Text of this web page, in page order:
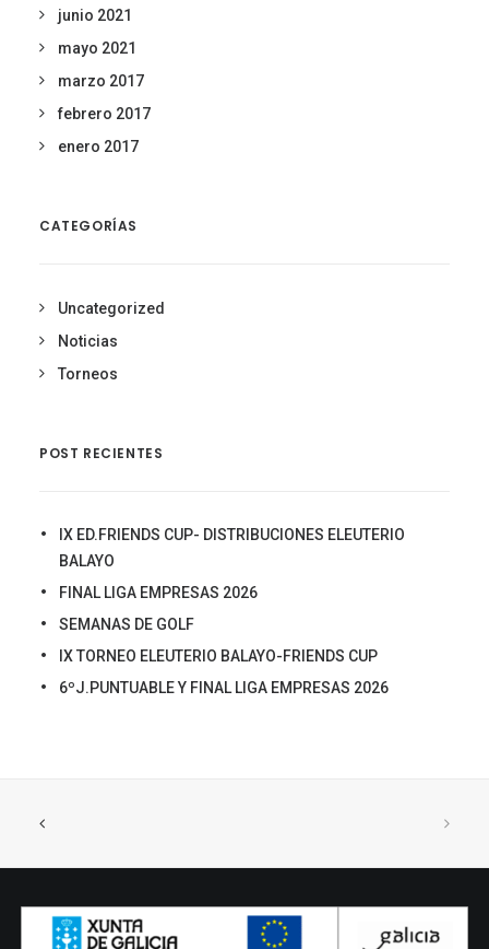
junio 2021
mayo 2021
marzo 2017
febrero 2017
enero 2017
CATEGORÍAS
Uncategorized
Noticias
Torneos
POST RECIENTES
IX ED.FRIENDS CUP- DISTRIBUCIONES ELEUTERIO
BALAYO
FINAL LIGA EMPRESAS 2026
SEMANAS DE GOLF
IX TORNEO ELEUTERIO BALAYO-FRIENDS CUP
6ºJ.PUNTUABLE Y FINAL LIGA EMPRESAS 2026